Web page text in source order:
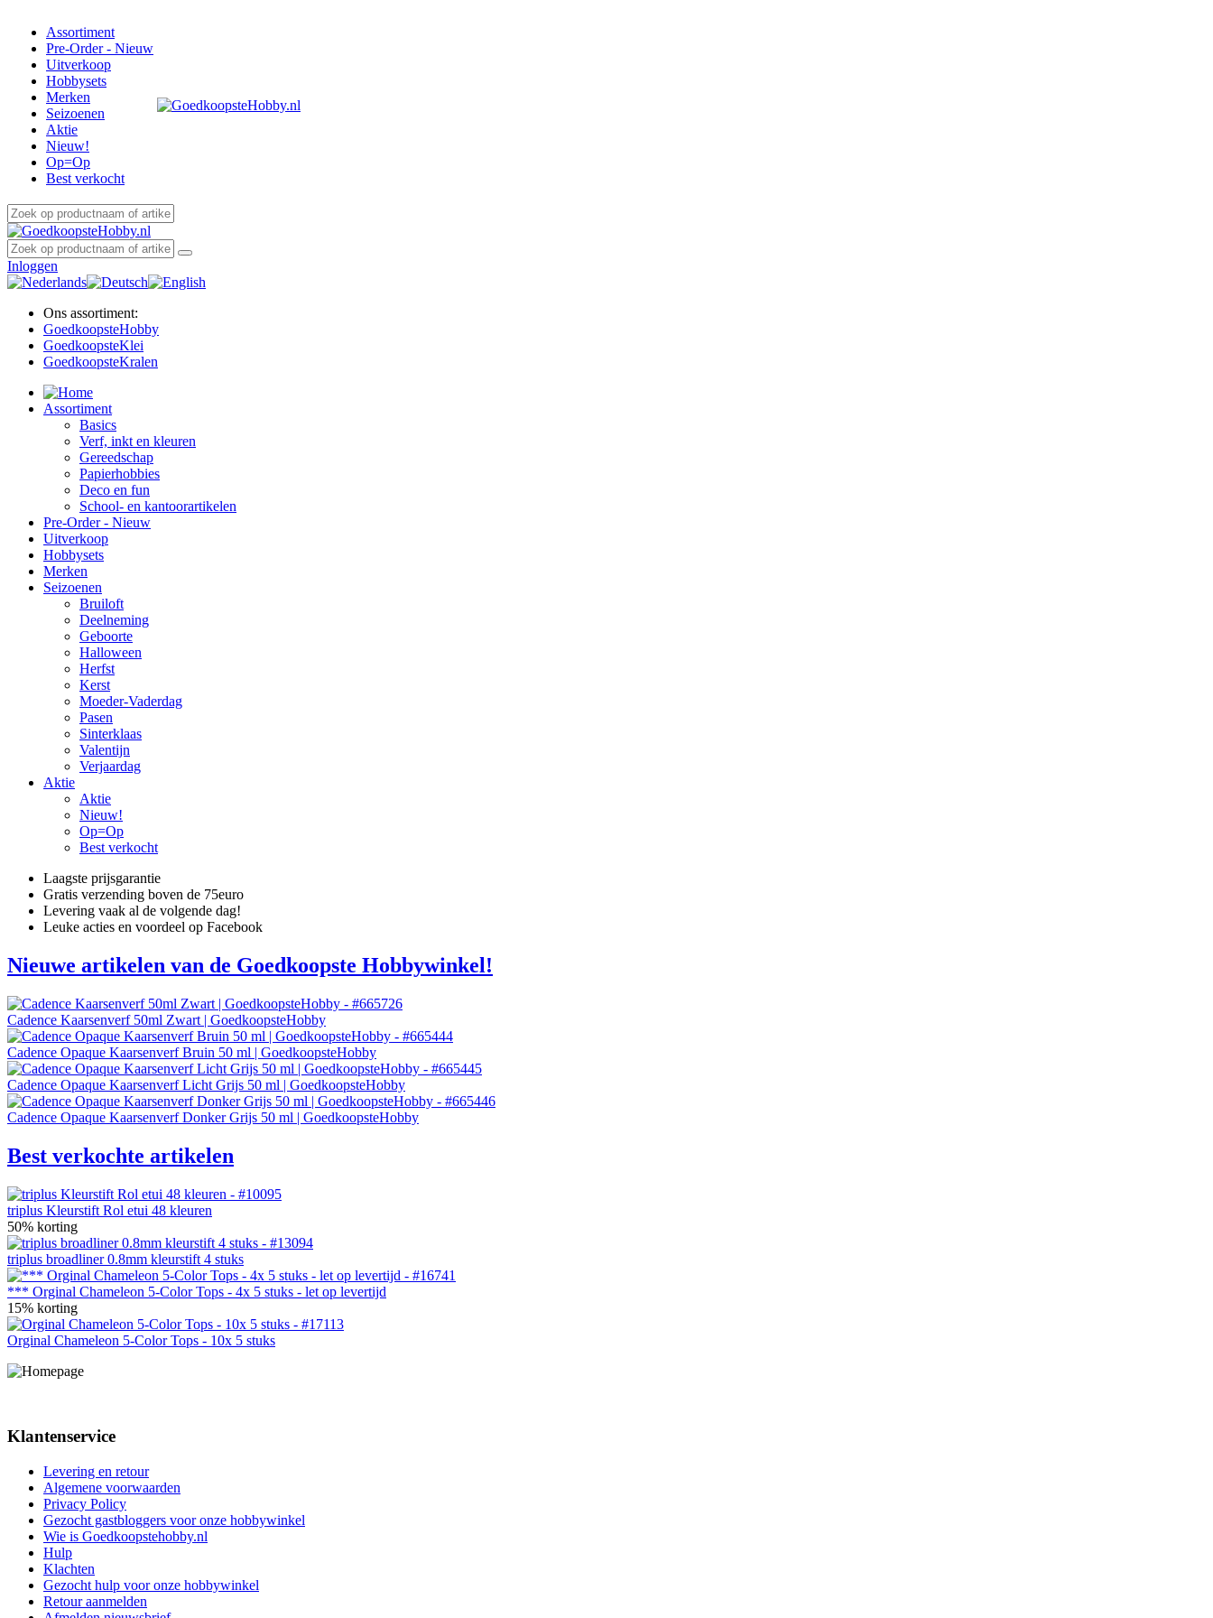
Assortiment
Pre-Order - Nieuw
Uitverkoop
Hobbysets
Merken
Seizoenen
Aktie
Nieuw!
Op=Op
Best verkocht
Inloggen
Ons assortiment:
GoedkoopsteHobby
GoedkoopsteKlei
GoedkoopsteKralen
Assortiment
Basics
Verf, inkt en kleuren
Gereedschap
Papierhobbies
Deco en fun
School- en kantoorartikelen
Pre-Order - Nieuw
Uitverkoop
Hobbysets
Merken
Seizoenen
Bruiloft
Deelneming
Geboorte
Halloween
Herfst
Kerst
Moeder-Vaderdag
Pasen
Sinterklaas
Valentijn
Verjaardag
Aktie
Aktie
Nieuw!
Op=Op
Best verkocht
Laagste prijsgarantie
Gratis verzending boven de 75euro
Levering vaak al de volgende dag!
Leuke acties en voordeel op Facebook
Nieuwe artikelen van de Goedkoopste Hobbywinkel!
Cadence Kaarsenverf 50ml Zwart | GoedkoopsteHobby
Cadence Opaque Kaarsenverf Bruin 50 ml | GoedkoopsteHobby
Cadence Opaque Kaarsenverf Licht Grijs 50 ml | GoedkoopsteHobby
Cadence Opaque Kaarsenverf Donker Grijs 50 ml | GoedkoopsteHobby
Best verkochte artikelen
triplus Kleurstift Rol etui 48 kleuren
50% korting
triplus broadliner 0.8mm kleurstift 4 stuks
*** Orginal Chameleon 5-Color Tops - 4x 5 stuks - let op levertijd
15% korting
Orginal Chameleon 5-Color Tops - 10x 5 stuks
Klantenservice
Levering en retour
Algemene voorwaarden
Privacy Policy
Gezocht gastbloggers voor onze hobbywinkel
Wie is Goedkoopstehobby.nl
Hulp
Klachten
Gezocht hulp voor onze hobbywinkel
Retour aanmelden